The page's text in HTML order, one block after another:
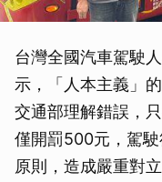
台灣全國汽車駕駛
示，「人本主義」
交通部理解錯誤，
僅開罰500元，駕
原則，造成嚴重對